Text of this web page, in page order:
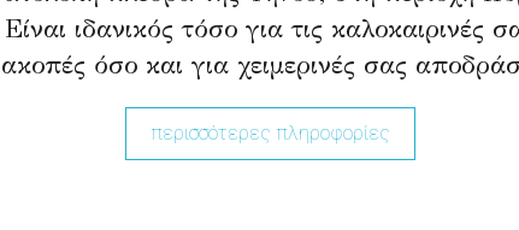
Είναι ιδανικός τόσο για τις καλοκαιρινές
όσο και για χειμερινές σας
περισσότερες πληροφορίες